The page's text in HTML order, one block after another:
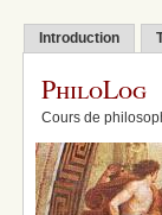
Introduction
PhiloLog
Cours de